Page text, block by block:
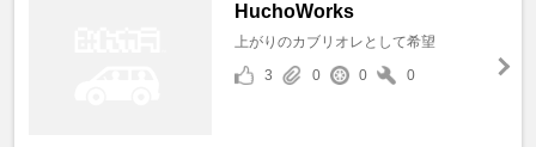
HuchoWorks
上がりのカブリオレとして希望
3
0 0 0